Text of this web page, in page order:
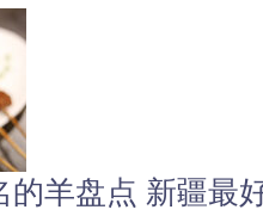
的羊盘点 新疆最